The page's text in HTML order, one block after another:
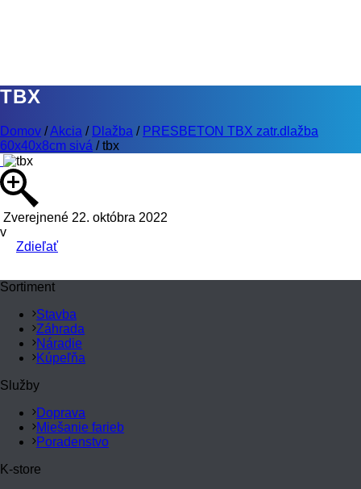
TBX
Domov /Akcia / Dlažba / PRESBETON TBX zatr.dlažba
60x40x8cm sivá /tbx
Zverejnené 22. októbra 2022
v
Zdieľať
Sortiment
Stavba
Záhrada
Náradie
Kúpeľňa
Služby
Doprava
Miešanie farieb
Poradenstvo
K-store